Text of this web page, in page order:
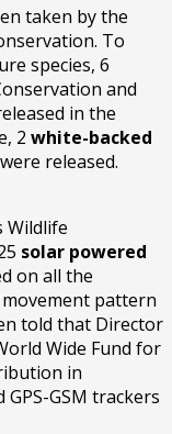
taken by the
To
species, 6
and
in the
2 white-backed
released.
Wildlife
solar powered
on all the
pattern
told that Director
Wide Fund for
in
GSM trackers